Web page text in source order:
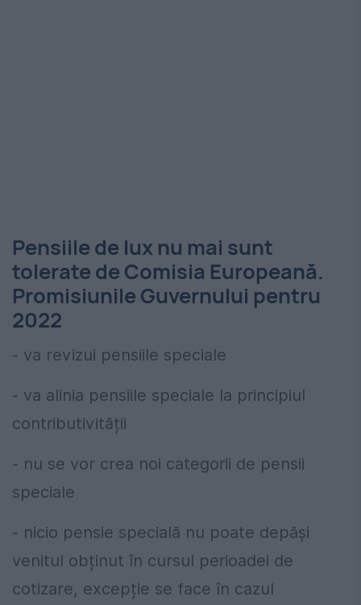
Pensiile de lux nu mai sunt
tolerate de Comisia Europeană.
Promisiunile Guvernului pentru
2022
- va revizui pensiile speciale
- va alinia pensiile speciale la principiul
contributivității
- nu se vor crea noi categorii de pensii
speciale
- nicio pensie specială nu poate depăși
venitul obținut în cursul perioadei de
cotizare, excepție se face în cazul